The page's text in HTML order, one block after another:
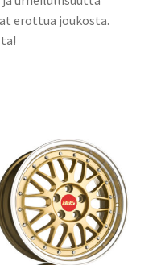
erottua joukosta.